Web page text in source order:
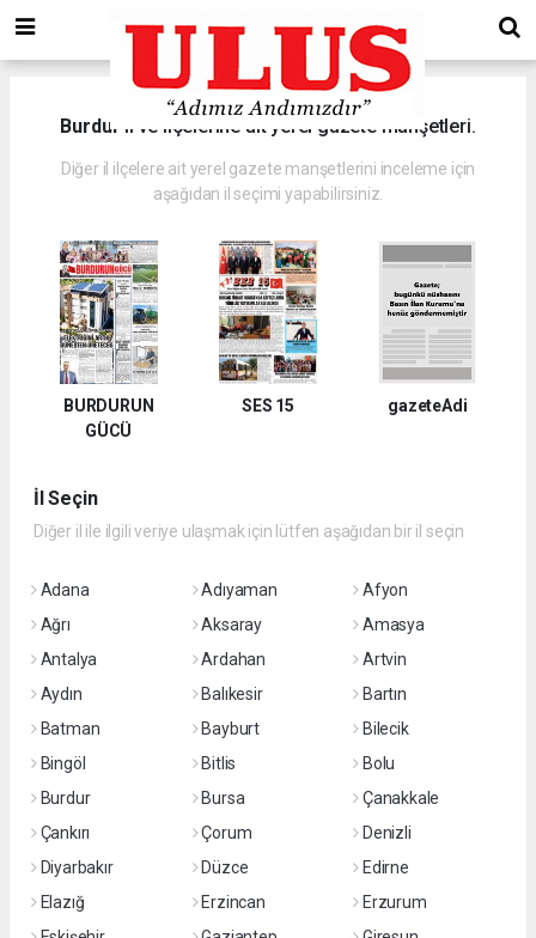
Burdur il ve ilçelerine ait yerel gazete manşetleri.
Diğer il ilçelere ait yerel gazete manşetlerini inceleme için
aşağıdan il seçimi yapabilirsiniz.
BURDURUN
GÜCÜ
SES 15 gazeteAdi
İl Seçin
Diğer il ile ilgili veriye ulaşmak için lütfen aşağıdan bir il seçin
Adana Adıyaman
Afyon
Ağrı
Aksaray
Amasya
Antalya
Ardahan
Artvin
Aydın
Balıkesir
Bartın
Batman
Bayburt
Bilecik
Bingöl
Bitlis
Bolu
Burdur
Bursa
Çanakkale
Çankırı
Çorum
Denizli
Diyarbakır
Düzce
Edirne
Elazığ
Erzincan
Erzurum